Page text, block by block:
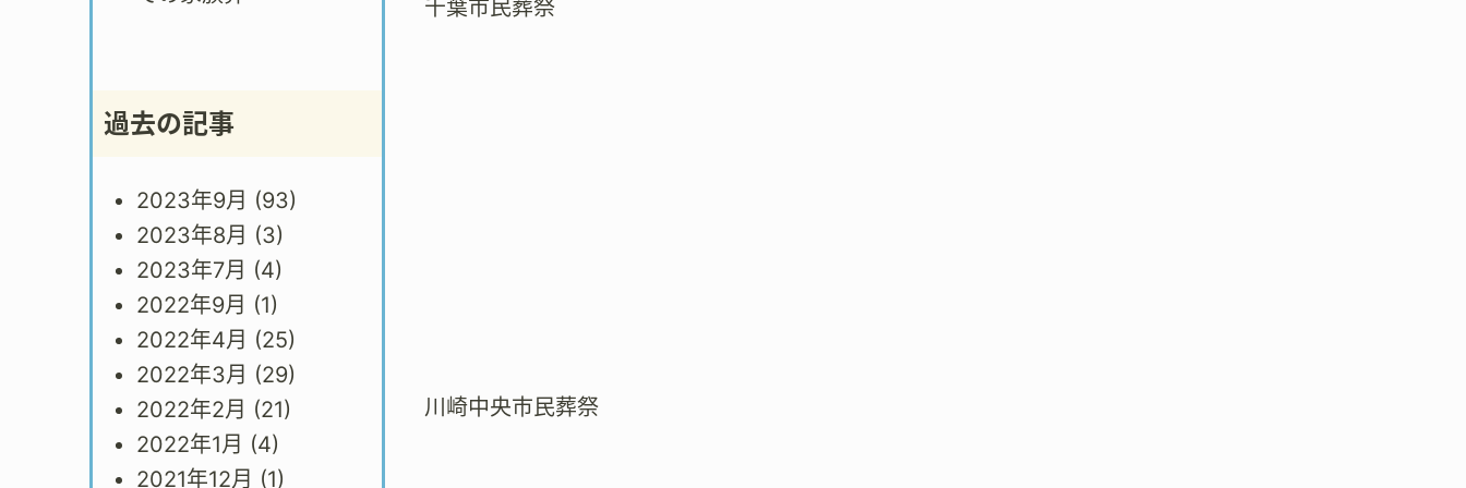
過去の記事
2023年9月 (93)
2023年8月 (3)
2023年7月 (4)
2022年9月 (1)
2022年4月 (25)
2022年3月 (29)
2022年2月 (21)
2022年1月 (4)
2021年12月 (1)
千葉市民葬祭
川崎中央市民葬祭